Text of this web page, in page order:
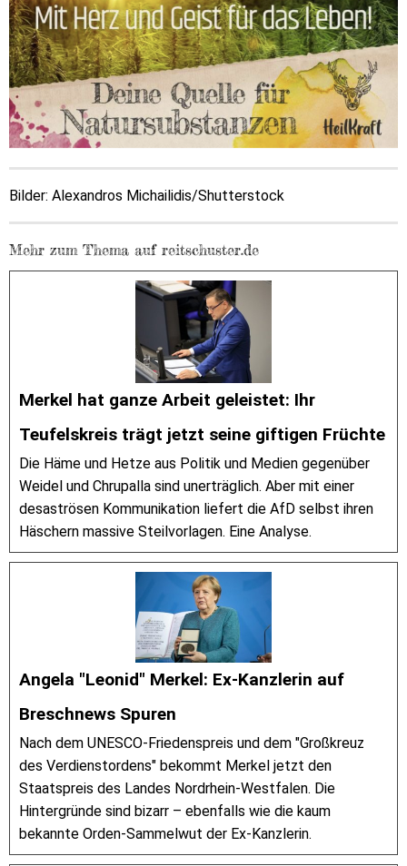
Bilder: Alexandros Michailidis/Shutterstock
Mehr zum Thema auf reitschuster.de
Merkel hat ganze Arbeit geleistet: Ihr
Teufelskreis trägt jetzt seine giftigen Früchte
Die Häme und Hetze aus Politik und Medien gegenüber
Weidel und Chrupalla sind unerträglich. Aber mit einer
desaströsen Kommunikation liefert die AfD selbst ihren
Häschern massive Steilvorlagen. Eine Analyse.
Angela "Leonid" Merkel: Ex-Kanzlerin auf
Breschnews Spuren
Nach dem UNESCO-Friedenspreis und dem "Großkreuz
des Verdienstordens" bekommt Merkel jetzt den
Staatspreis des Landes Nordrhein-Westfalen. Die
Hintergründe sind bizarr – ebenfalls wie die kaum
bekannte Orden-Sammelwut der Ex-Kanzlerin.